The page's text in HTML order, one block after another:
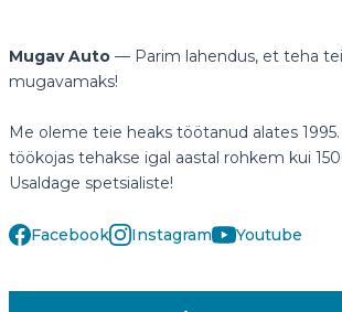
Mugav Auto — Parim lahendus, et teha
mugavamaks!
Me oleme teie heaks töötanud alates
töökojas tehakse igal aastal rohkem kui
Usaldage spetsialiste!
Facebook Instagram Youtube